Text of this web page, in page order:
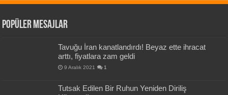
Popüler Mesajlar
Tavuğu İran kanatlandırdı! Beyaz ette ihracat
arttı, fiyatlara zam geldi
9 Aralık 2021 1
Tutsak Edilen Bir Ruhun Yeniden Diriliş